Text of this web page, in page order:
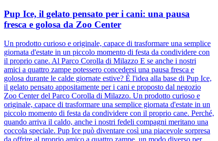
Pup Ice, il gelato pensato per i cani: una pausa
fresca e golosa da Zoo Center
Un prodotto curioso e originale, capace di trasformare una semplice
giornata d'estate in un piccolo momento di festa da condividere con
il proprio cane. Al Parco Corolla di Milazzo E se anche i nostri
amici a quattro zampe potessero concedersi una pausa fresca e
golosa durante le calde giornate estive? È l'idea alla base di Pup Ice,
il gelato pensato appositamente per i cani e proposto dal negozio
Zoo Center del Parco Corolla di Milazzo. Un prodotto curioso e
originale, capace di trasformare una semplice giornata d'estate in un
piccolo momento di festa da condividere con il proprio cane. Perché,
quando arriva il caldo, anche i nostri fedeli compagni meritano una
coccola speciale. Pup Ice può diventare così una piacevole sorpresa
da offrire al proprio amico a quattro zampe, un modo diverso per